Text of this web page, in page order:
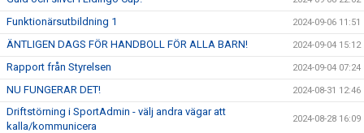
Funktionärsutbildning 1 2024-09-06 11:51
ÄNTLIGEN DAGS FÖR HANDBOLL FÖR ALLA BARN! 2024-09-04 15:12
Rapport från Styrelsen 2024-09-04 07:24
NU FUNGERAR DET! 2024-08-31 12:46
Driftstörning i SportAdmin - välj andra vägar att
kalla/kommunicera
2024-08-28 16:09